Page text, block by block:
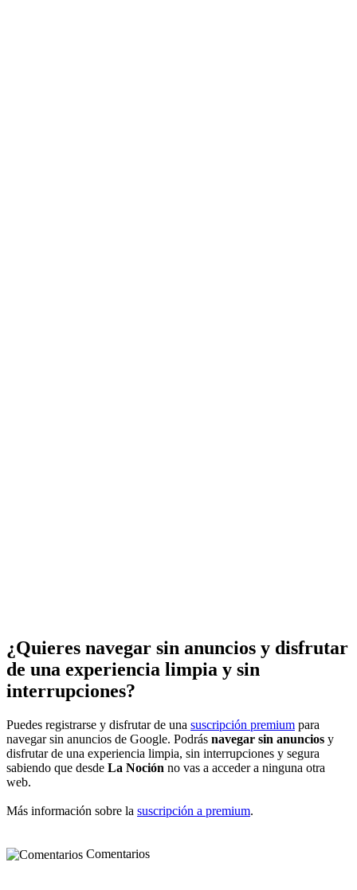
¿Quieres navegar sin anuncios y disfrutar
de una experiencia limpia y sin
interrupciones?
Puedes registrarse y disfrutar de una suscripción premium para
navegar sin anuncios de Google. Podrás navegar sin anuncios y
disfrutar de una experiencia limpia, sin interrupciones y segura
sabiendo que desde La Noción no vas a acceder a ninguna otra
web.
Más información sobre la suscripción a premium.
Comentarios